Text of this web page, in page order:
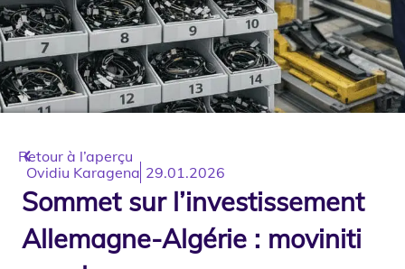
Retour à l’aperçu
Ovidiu Karagena 29.01.2026
Sommet sur l’investissement
Allemagne-Algérie : moviniti